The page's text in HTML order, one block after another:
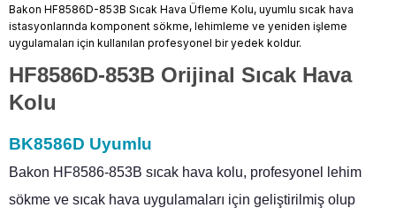
Bakon HF8586D-853B Sıcak Hava Üfleme Kolu, uyumlu sıcak hava
istasyonlarında komponent sökme, lehimleme ve yeniden işleme
uygulamaları için kullanılan profesyonel bir yedek koldur.
HF8586D-853B Orijinal Sıcak Hava
Kolu
BK8586D Uyumlu
Bakon HF8586-853B sıcak hava kolu, profesyonel lehim
sökme ve sıcak hava uygulamaları için geliştirilmiş olup